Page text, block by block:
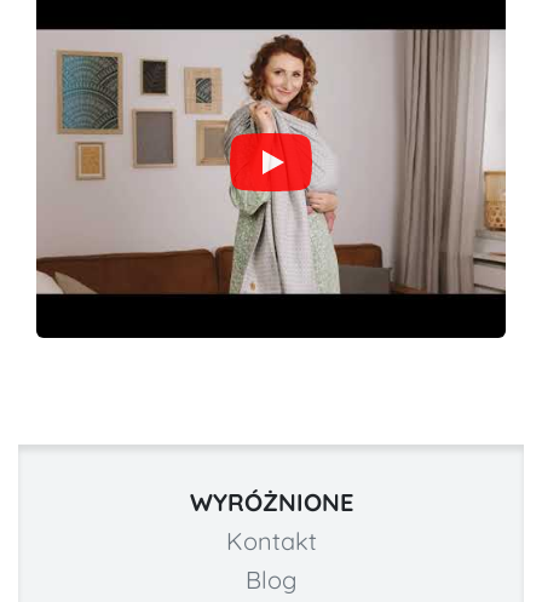
WYRÓŻNIONE
Kontakt
Blog